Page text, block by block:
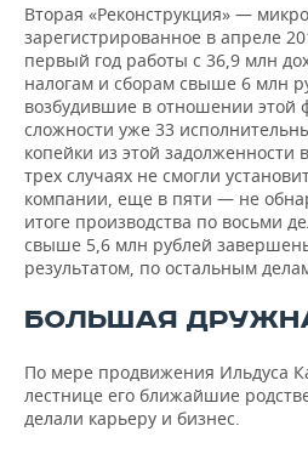
Вторая «Реконструкция» —
зарегистрированное в апреле
первый год работы с 36,9 млн
налогам и сборам свыше 6 млн
возбудившие в отношении
сложности уже 33
копейки из этой задолженности
трех случаях не смогли
компании, еще в пяти — не
итоге производства по восьми
свыше 5,6 млн рублей
результатом, по остальным
БОЛЬШАЯ
По мере продвижения Ильдуса
лестнице его ближайшие
делали карьеру и бизнес.